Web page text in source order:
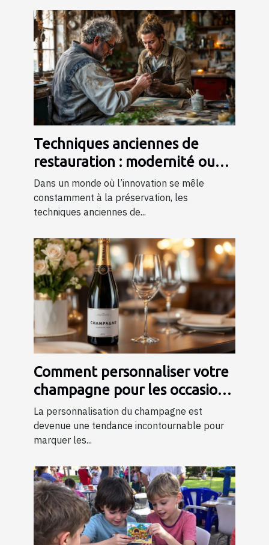
Techniques anciennes de
restauration : modernité ou
tradition ?
Dans un monde où l’innovation se mêle
constamment à la préservation, les
techniques anciennes de...
Comment personnaliser votre
champagne pour les occasions
spéciales ?
La personnalisation du champagne est
devenue une tendance incontournable pour
marquer les...